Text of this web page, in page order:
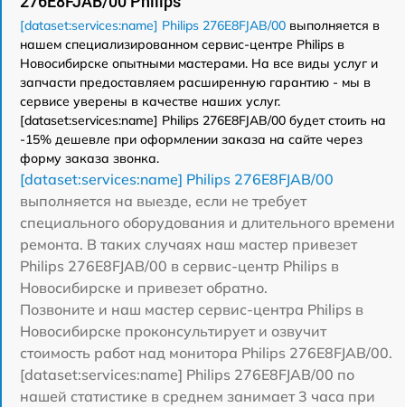
[dataset:services:name] Philips 276E8FJAB/00 выполняется в
нашем специализированном сервис-центре Philips в
Новосибирске опытными мастерами. На все виды услуг и
запчасти предоставляем расширенную гарантию - мы в
сервисе уверены в качестве наших услуг.
[dataset:services:name] Philips 276E8FJAB/00 будет стоить на
-15% дешевле при оформлении заказа на сайте через
форму заказа звонка.
[dataset:services:name] Philips 276E8FJAB/00
выполняется на выезде, если не требует
специального оборудования и длительного времени
ремонта. В таких случаях наш мастер привезет
Philips 276E8FJAB/00 в сервис-центр Philips в
Новосибирске и привезет обратно.
Позвоните и наш мастер сервис-центра Philips в
Новосибирске проконсультирует и озвучит
стоимость работ над монитора Philips 276E8FJAB/00.
[dataset:services:name] Philips 276E8FJAB/00 по
нашей статистике в среднем занимает 3 часа при